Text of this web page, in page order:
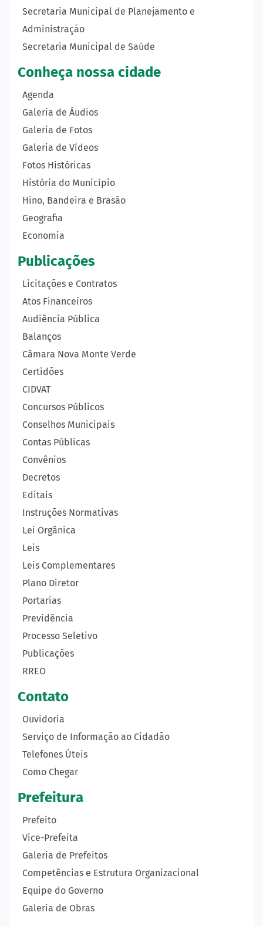
Secretaria Municipal de Planejamento e
Administração
Secretaria Municipal de Saúde
Conheça nossa cidade
Agenda
Galeria de Áudios
Galeria de Fotos
Galeria de Vídeos
Fotos Históricas
História do Município
Hino, Bandeira e Brasão
Geografia
Economia
Publicações
Licitações e Contratos
Atos Financeiros
Audiência Pública
Balanços
Câmara Nova Monte Verde
Certidões
CIDVAT
Concursos Públicos
Conselhos Municipais
Contas Públicas
Convênios
Decretos
Editais
Instruções Normativas
Lei Orgânica
Leis
Leis Complementares
Plano Diretor
Portarias
Previdência
Processo Seletivo
Publicações
RREO
Contato
Ouvidoria
Serviço de Informação ao Cidadão
Telefones Úteis
Como Chegar
Prefeitura
Prefeito
Vice-Prefeita
Galeria de Prefeitos
Competências e Estrutura Organizacional
Equipe do Governo
Galeria de Obras